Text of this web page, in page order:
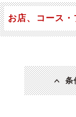
お店、コース
条